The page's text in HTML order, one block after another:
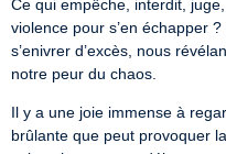
Ce qui empêche, interdit,
violence pour s’en échapper
s’enivrer d’excès, nous
notre peur du chaos.
Il y a une joie immense à
brûlante que peut provoquer